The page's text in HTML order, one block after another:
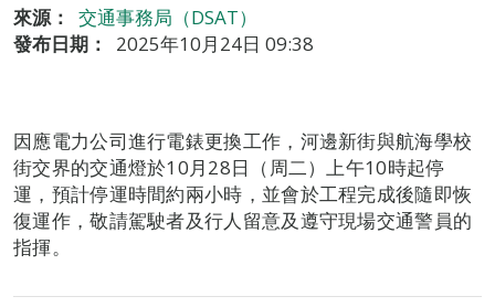
來源：
交通事務局（DSAT）
發布日期：
2025年10月24日 09:38
因應電力公司進行電錶更換工作，河邊新街與航海學校
街交界的交通燈於10月28日（周二）上午10時起停
運，預計停運時間約兩小時，並會於工程完成後隨即恢
復運作，敬請駕駛者及行人留意及遵守現場交通警員的
指揮。